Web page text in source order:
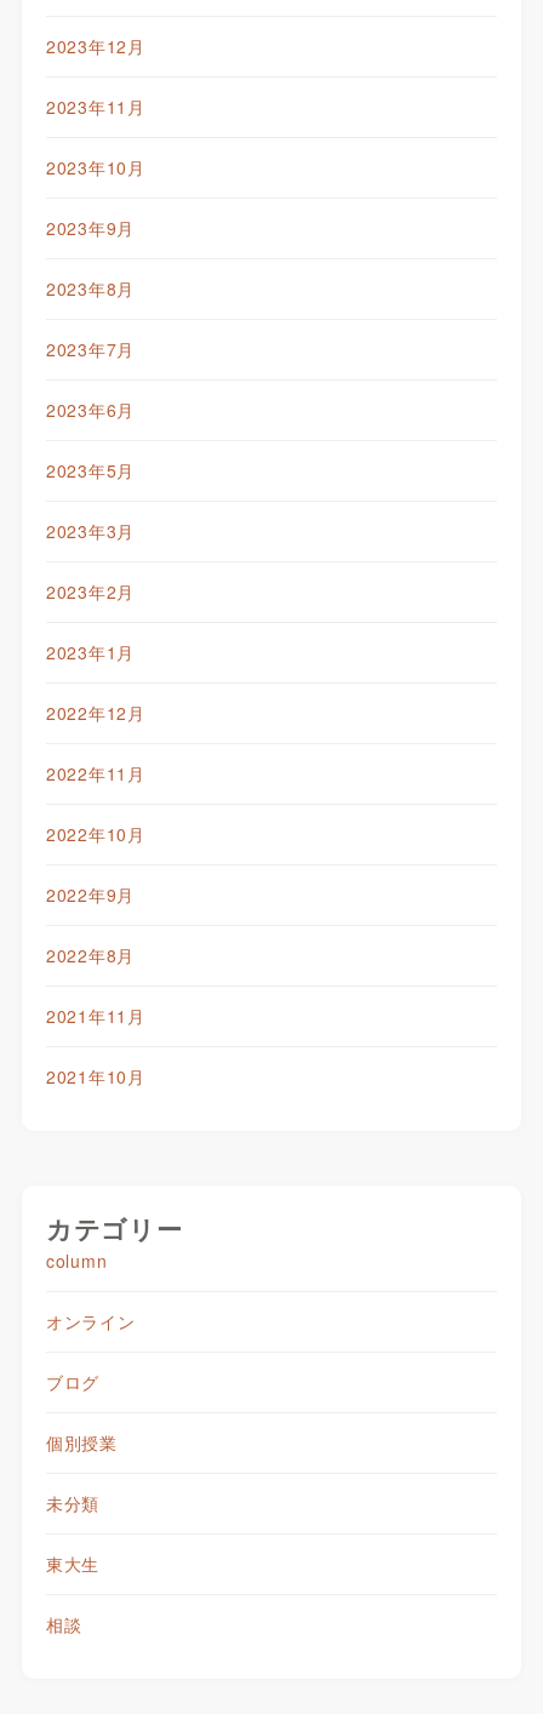
2023年12月
2023年11月
2023年10月
2023年9月
2023年8月
2023年7月
2023年6月
2023年5月
2023年3月
2023年2月
2023年1月
2022年12月
2022年11月
2022年10月
2022年9月
2022年8月
2021年11月
2021年10月
カテゴリー
column
オンライン
ブログ
個別授業
未分類
東大生
相談